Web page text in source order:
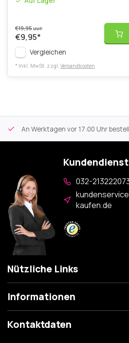
€19,95UVP
€9,95*
Vergleichen
* Inkl. MwSt. zzgl. Versandkosten
An Werktagen vor 17:00 Uhr
Kundendienst
032-
kaufen.de
Nützliche Links
Informationen
Kontaktdaten